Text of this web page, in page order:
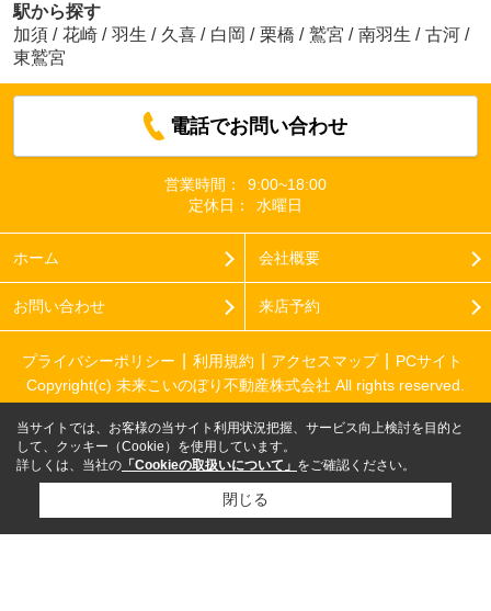
駅から探す
加須 / 花崎 / 羽生 / 久喜 / 白岡 / 栗橋 / 鷲宮 / 南羽生 / 古河 /
東鷲宮
電話でお問い合わせ
営業時間：
9:00~18:00
定休日：
水曜日
ホーム 会社概要
お問い合わせ 来店予約
プライバシーポリシー 利用規約 アクセスマップ
PCサイト
Copyright(c) 未来こいのぼり不動産株式会社 All rights reserved.
当サイトでは、お客様の当サイト利用状況把握、サービス向上検討を目的と
して、クッキー（Cookie）を使用しています。
詳しくは、当社の 「Cookieの取扱いについて」 をご確認ください。
閉じる